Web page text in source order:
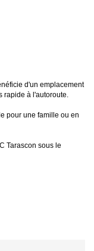
d'un emplacement
rapide à l'autoroute.
pour une famille ou en
Tarascon sous le